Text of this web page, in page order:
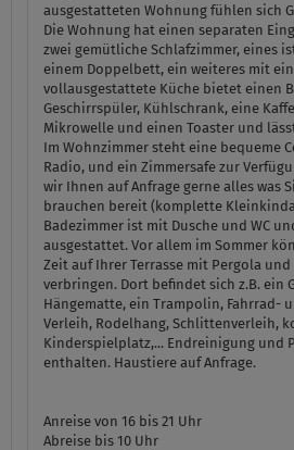
ausgestatteten Wohnung fühlen sich
Die Wohnung hat einen separaten
zwei gemütliche Schlafzimmer, eines
einem Doppelbett, ein weiteres mit
vollausgestattete Küche bietet einen
Geschirrspüler, Kühlschrank, eine
Mikrowelle und einen Toaster und
Im Wohnzimmer steht eine bequeme
Radio, und ein Zimmersafe zur
wir Ihnen auf Anfrage gerne alles was
brauchen bereit (komplette
Badezimmer ist mit Dusche und WC
ausgestattet. Vor allem im Sommer
Zeit auf Ihrer Terrasse mit Pergola
verbringen. Dort befindet sich z.B. ein
Hängematte, ein Trampolin, Fahrrad-
Verleih, Rodelhang, Schlittenverleih,
Kinderspielplatz,... Endreinigung und
enthalten. Haustiere auf Anfrage.
Anreise von 16 bis 21 Uhr
Abreise bis 10 Uhr